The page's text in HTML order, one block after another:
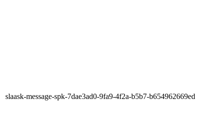
slaask-message-spk-7dae3ad0-9fa9-4f2a-b5b7-b654962669ed